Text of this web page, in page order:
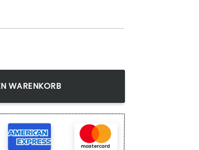
One Punch 3 Wandbilder Kunstdrucke Menge
WARENKORB